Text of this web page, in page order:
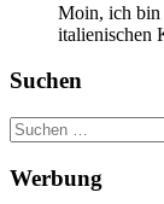
Moin, ich bin
italienischen
Suchen
Suchen
nach:
Werbung